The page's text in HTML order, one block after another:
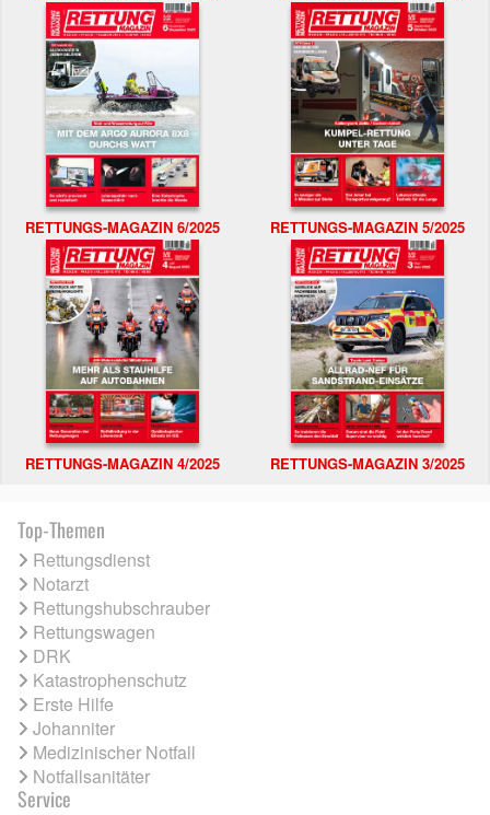
RETTUNGS-MAGAZIN 6/2025 RETTUNGS-MAGAZIN 5/2025
RETTUNGS-MAGAZIN 4/2025 RETTUNGS-MAGAZIN 3/2025
Top-Themen
Rettungsdienst
Notarzt
Rettungshubschrauber
Rettungswagen
DRK
Katastrophenschutz
Erste Hilfe
Johanniter
Medizinischer Notfall
Notfallsanitäter
Service